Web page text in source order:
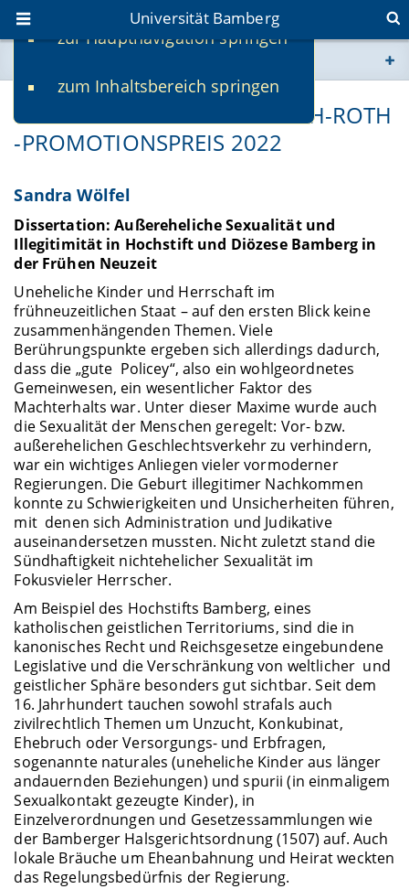
zur Hauptnavigation springen
zum Inhaltsbereich springen
Universität Bamberg
www.uni-bamberg.de
univis.uni-bamberg.de
OTTO-MEYER-UND-ELISABETH-ROTH
-PROMOTIONSPREIS 2022
Sandra Wölfel
Dissertation: Außereheliche Sexualität und
Illegitimität in Hochstift und Diözese Bamberg in
der Frühen Neuzeit
Uneheliche Kinder und Herrschaft im
frühneuzeitlichen Staat – auf den ersten Blick keine
zusammenhängenden Themen. Viele
Berührungspunkte ergeben sich allerdings dadurch,
dass die „gute Policey“, also ein wohlgeordnetes
Gemeinwesen, ein wesentlicher Faktor des
Machterhalts war. Unter dieser Maxime wurde auch
die Sexualität der Menschen geregelt: Vor- bzw.
außerehelichen Geschlechtsverkehr zu verhindern,
war ein wichtiges Anliegen vieler vormoderner
Regierungen. Die Geburt illegitimer Nachkommen
konnte zu Schwierigkeiten und Unsicherheiten führen,
mit denen sich Administration und Judikative
auseinandersetzen mussten. Nicht zuletzt stand die
Sündhaftigkeit nichtehelicher Sexualität im
Fokusvieler Herrscher.
Am Beispiel des Hochstifts Bamberg, eines
katholischen geistlichen Territoriums, sind die in
kanonisches Recht und Reichsgesetze eingebundene
Legislative und die Verschränkung von weltlicher und
geistlicher Sphäre besonders gut sichtbar. Seit dem
16. Jahrhundert tauchen sowohl strafals auch
zivilrechtlich Themen um Unzucht, Konkubinat,
Ehebruch oder Versorgungs- und Erbfragen,
sogenannte naturales (uneheliche Kinder aus länger
andauernden Beziehungen) und spurii (in einmaligem
Sexualkontakt gezeugte Kinder), in
Einzelverordnungen und Gesetzessammlungen wie
der Bamberger Halsgerichtsordnung (1507) auf. Auch
lokale Bräuche um Eheanbahnung und Heirat weckten
das Regelungsbedürfnis der Regierung.